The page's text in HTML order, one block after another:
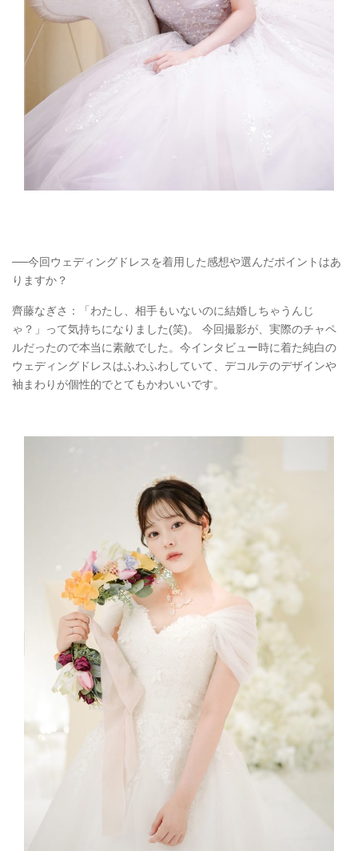
──今回ウェディングドレスを着用した感想や選んだポイントはあ
りますか？
齊藤なぎさ：「わたし、相手もいないのに結婚しちゃうんじ
ゃ？」って気持ちになりました(笑)。 今回撮影が、実際のチャペ
ルだったので本当に素敵でした。今インタビュー時に着た純白の
ウェディングドレスはふわふわしていて、デコルテのデザインや
袖まわりが個性的でとてもかわいいです。